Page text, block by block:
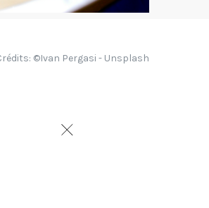
©Ivan Pergasi - Unsplash